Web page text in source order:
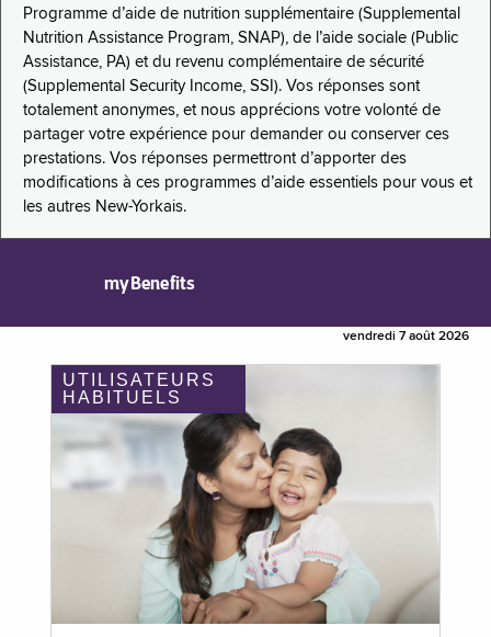
Programme d’aide de nutrition supplémentaire (Supplemental
Nutrition Assistance Program, SNAP), de l’aide sociale (Public
Assistance, PA) et du revenu complémentaire de sécurité
(Supplemental Security Income, SSI). Vos réponses sont
totalement anonymes, et nous apprécions votre volonté de
partager votre expérience pour demander ou conserver ces
prestations. Vos réponses permettront d’apporter des
modifications à ces programmes d’aide essentiels pour vous et
les autres New-Yorkais.
myBenefits
vendredi 7 août 2026
UTILISATEURS
HABITUELS